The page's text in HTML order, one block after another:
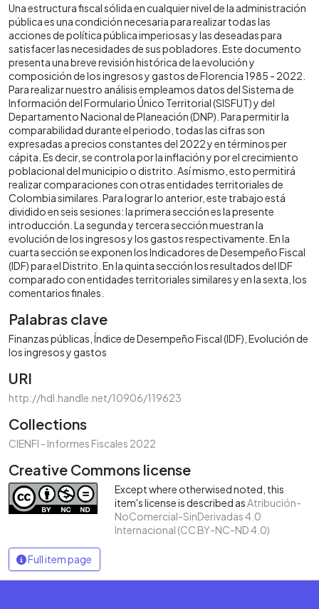
Una estructura fiscal sólida en cualquier nivel de la administración
pública es una condición necesaria para realizar todas las
acciones de política pública imperiosas y las deseadas para
satisfacer las necesidades de sus pobladores. Este documento
presenta una breve revisión histórica de la evolución y
composición de los ingresos y gastos de Florencia 1985 - 2022.
Para realizar nuestro análisis empleamos datos del Sistema de
Información del Formulario Único Territorial (SISFUT) y del
Departamento Nacional de Planeación (DNP). Para permitir la
comparabilidad durante el periodo, todas las cifras son
expresadas a precios constantes del 2022 y en términos per
cápita. Es decir, se controla por la inflación y por el crecimiento
poblacional del municipio o distrito. Así mismo, esto permitirá
realizar comparaciones con otras entidades territoriales de
Colombia similares. Para lograr lo anterior, este trabajo está
dividido en seis sesiones: la primera sección es la presente
introducción. La segunda y tercera sección muestran la
evolución de los ingresos y los gastos respectivamente. En la
cuarta sección se exponen los Indicadores de Desempeño Fiscal
(IDF) para el Distrito. En la quinta sección los resultados del IDF
comparado con entidades territoriales similares y en la sexta, los
comentarios finales.
Palabras clave
Finanzas públicas Índice de Desempeño Fiscal (IDF) Evolución de
los ingresos y gastos
URI
http://hdl.handle.net/10906/119623
Collections
CIENFI - Informes Fiscales 2022
Creative Commons license
Except where otherwised noted, this
item's license is described asAtribución-
NoComercial-SinDerivadas 4.0
Internacional (CC BY-NC-ND 4.0)
Full item page